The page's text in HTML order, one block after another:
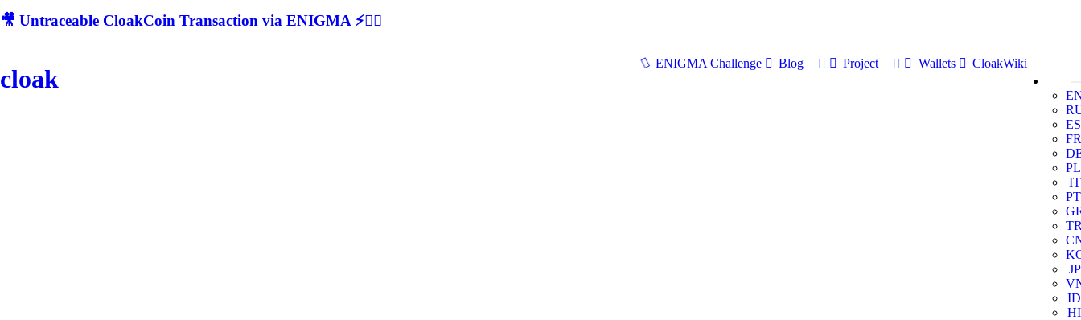
🎥 Untraceable CloakCoin Transaction via ENIGMA ⚡🕵‍♂
cloak
ENIGMA Challenge Blog Project Wallets
CloakWiki
ES
FR
PL
IT
PT
JP
ID
HI